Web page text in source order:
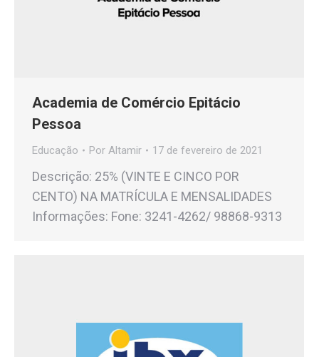
Academia de Comércio Epitácio
Pessoa
Educação Por Altamir 17 de fevereiro de 2021
Descrição: 25% (VINTE E CINCO POR
CENTO) NA MATRÍCULA E MENSALIDADES
Informações: Fone: 3241-4262/ 98868-9313